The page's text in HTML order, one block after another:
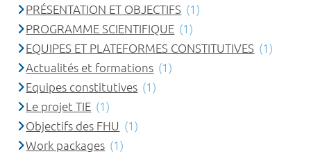
PRÉSENTATION ET OBJECTIFS (1)
PROGRAMME SCIENTIFIQUE (1)
EQUIPES ET PLATEFORMES CONSTITUTIVES (1)
Actualités et formations (1)
Equipes constitutives (1)
Le projet TIE (1)
Objectifs des FHU (1)
Work packages (1)